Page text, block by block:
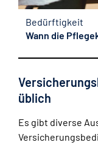
Bedürftigkeit
Wann die
üblich
Es gibt diverse